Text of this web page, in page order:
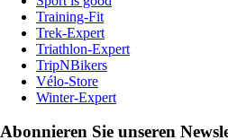
Training-Fit
Trek-Expert
Triathlon-Expert
TripNBikers
Vélo-Store
Winter-Expert
Abonnieren Sie unseren